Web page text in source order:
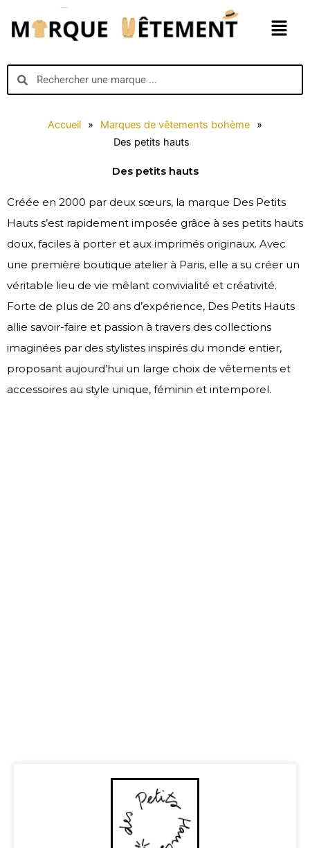
contenu
Menu
SearchSearch
Accueil » Marques de vêtements bohème
»
Des petits hauts
Des petits hauts
Créée en 2000 par deux sœurs, la marque Des Petits
Hauts s’est rapidement imposée grâce à ses petits hauts
doux, faciles à porter et aux imprimés originaux. Avec
une première boutique atelier à Paris, elle a su créer un
véritable lieu de vie mêlant convivialité et créativité.
Forte de plus de 20 ans d’expérience, Des Petits Hauts
allie savoir-faire et passion à travers des collections
imaginées par des stylistes inspirés du monde entier,
proposant aujourd’hui un large choix de vêtements et
accessoires au style unique, féminin et intemporel.